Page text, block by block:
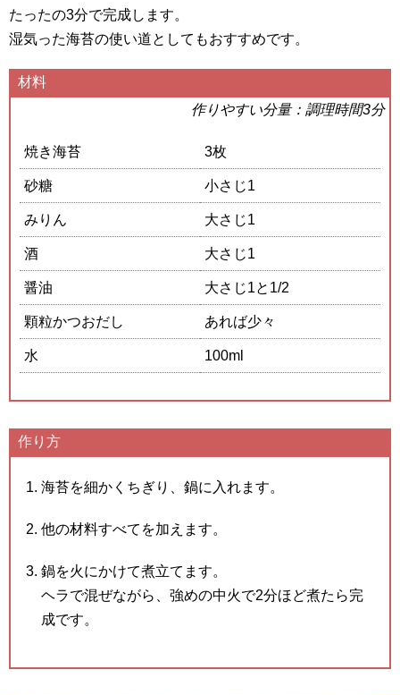
たったの3分で完成します。
湿気った海苔の使い道としてもおすすめです。
材料
作りやすい分量：調理時間3分
焼き海苔 3枚
砂糖 小さじ1
みりん 大さじ1
酒 大さじ1
醤油 大さじ1と1/2
顆粒かつおだし あれば少々
水 100ml
作り方
海苔を細かくちぎり、鍋に入れます。
他の材料すべてを加えます。
鍋を火にかけて煮立てます。
ヘラで混ぜながら、強めの中火で2分ほど煮たら完
成です。